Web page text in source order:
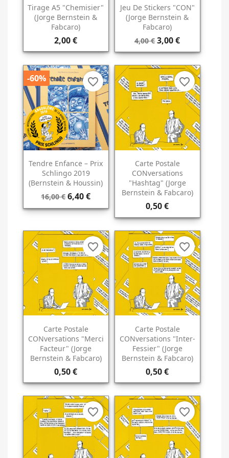
Tirage A5 "Chemisier"
(Jorge Bernstein &
Fabcaro)
2,00 €
Jeu De Stickers "CON"
(Jorge Bernstein &
Fabcaro)
4,00 € 3,00 €
Tendre Enfance – Prix
Schlingo 2019
(Bernstein & Houssin)
16,00 € 6,40 €
-60% favorite_border
Carte Postale
CONversations
"Hashtag" (Jorge
Bernstein & Fabcaro)
0,50 €
favorite_border
Carte Postale
CONversations "Merci
Facteur" (Jorge
Bernstein & Fabcaro)
0,50 €
favorite_border
Carte Postale
CONversations "Inter-
Fessier" (Jorge
Bernstein & Fabcaro)
0,50 €
favorite_border
favorite_border favorite_border